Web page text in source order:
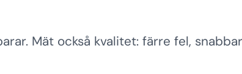
Mät också kvalitet: färre fel,